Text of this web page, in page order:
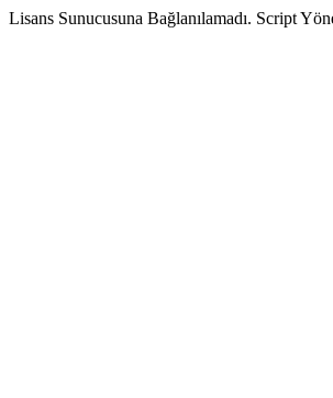
Lisans Sunucusuna Bağlanılamadı. Script